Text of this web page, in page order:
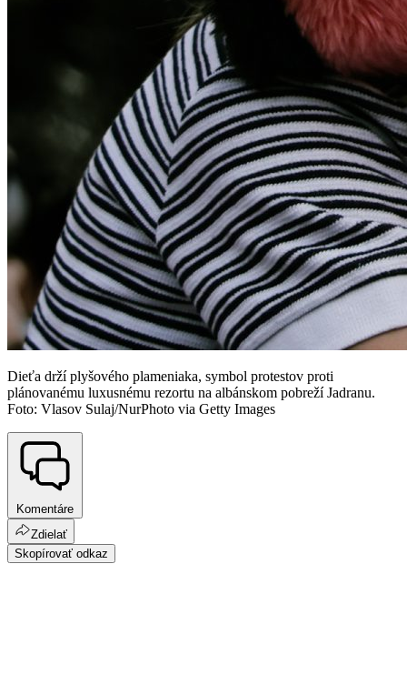
Dieťa drží plyšového plameniaka, symbol protestov proti
plánovanému luxusnému rezortu na albánskom pobreží Jadranu.
Foto: Vlasov Sulaj/NurPhoto via Getty Images
Komentáre
Zdielať
Skopírovať odkaz